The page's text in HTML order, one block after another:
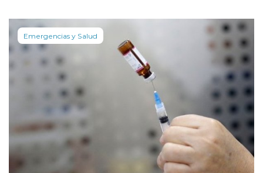
Emergencias y Salud